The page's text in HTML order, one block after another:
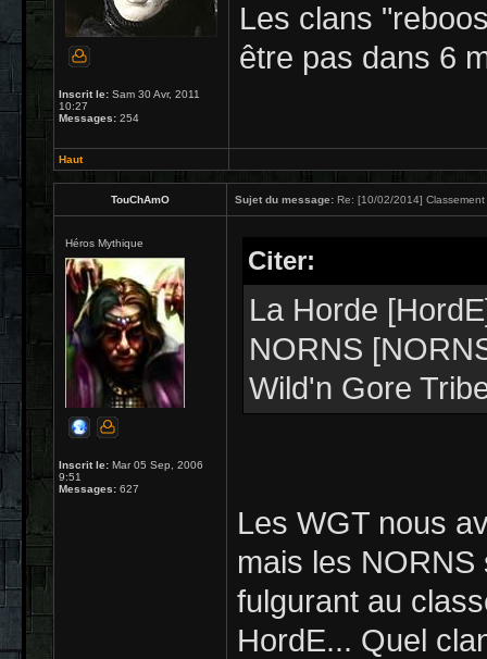
Inscrit le: Sam 30 Avr, 2011
10:27
Messages: 254
Les clans
être pas dans 6
Haut
TouChAmO Sujet du message: Re: [10/02/2014]
Héros Mythique
Inscrit le: Mar 05 Sep, 2006
9:51
Messages: 627
Citer:
La Horde
NORNS
Wild'n Gore
Les WGT nous
mais les
fulgurant au
HordE... Quel